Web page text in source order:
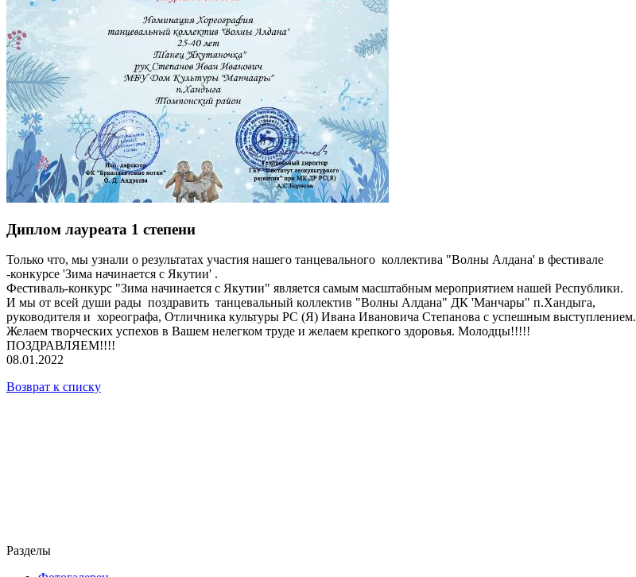
Диплом лауреата 1 степени
Только что, мы узнали о результатах участия нашего танцевального коллектива "Волны Алдана' в фестивале
-конкурсе 'Зима начинается с Якутии' .
Фестиваль-конкурс "Зима начинается с Якутии" является самым масштабным мероприятием нашей Республики.
И мы от всей души рады поздравить танцевальный коллектив "Волны Алдана" ДК 'Манчары" п.Хандыга,
руководителя и хореографа, Отличника культуры РС (Я) Ивана Ивановича Степанова с успешным выступлением.
Желаем творческих успехов в Вашем нелегком труде и желаем крепкого здоровья.​ Молодцы!!!!!
ПОЗДРАВЛЯЕМ!!!!
08.01.2022
Возврат к списку
Разделы